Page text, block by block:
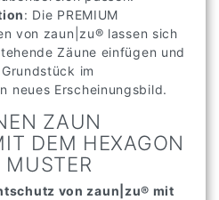
: Die PREMIUM
von zaun|zu® lassen sich
Zäune einfügen und
im
neues Erscheinungsbild.
ZAUN
DEM HEXAGON
von zaun|zu® mit